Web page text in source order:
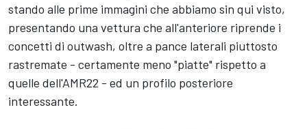
stando alle prime immagini che abbiamo sin qui visto,
presentando una vettura che all'anteriore riprende i
concetti di outwash, oltre a pance laterali piuttosto
rastremate - certamente meno "piatte" rispetto a
quelle dell'AMR22 - ed un profilo posteriore
interessante.